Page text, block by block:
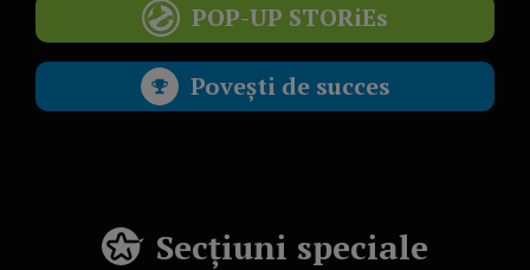
POP-UP STORiEs
Povești de succes
Secțiuni speciale